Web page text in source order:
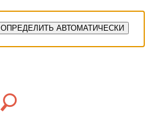
ОПРЕДЕЛИТЬ АВТОМАТИЧЕСКИ